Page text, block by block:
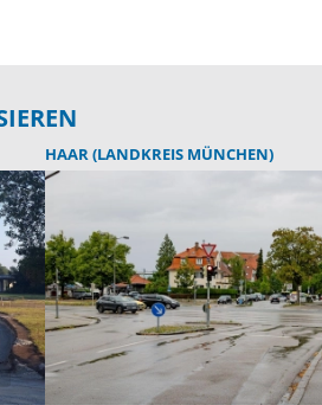
HAAR (LANDKREIS MÜNCHEN)